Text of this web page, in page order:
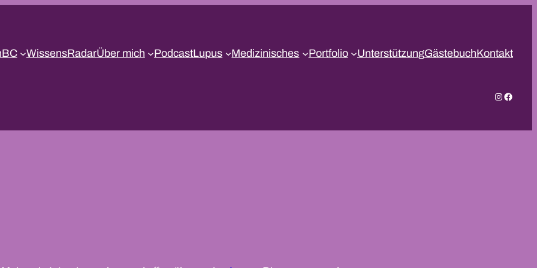
WissensRadarÜber mich PodcastLupus Medizinisches Portfolio UnterstützungGästebuchKontakt
Instagram